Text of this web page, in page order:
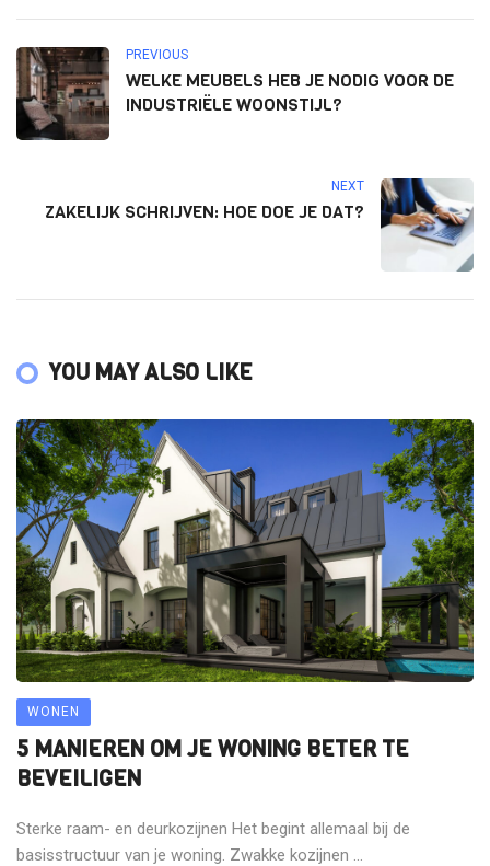
PREVIOUS
WELKE MEUBELS HEB JE NODIG VOOR DE
INDUSTRIËLE WOONSTIJL?
NEXT
ZAKELIJK SCHRIJVEN: HOE DOE JE DAT?
YOU MAY ALSO LIKE
WONEN
5 MANIEREN OM JE WONING BETER TE
BEVEILIGEN
Sterke raam- en deurkozijnen Het begint allemaal bij de
basisstructuur van je woning. Zwakke kozijnen ...